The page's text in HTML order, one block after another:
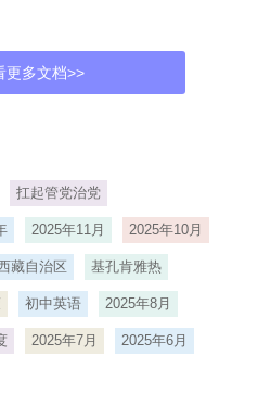
更多文档>>
扛起管党治党
2025年11月 2025年10月
藏自治区 基孔肯雅热
初中英语 2025年8月
2025年7月 2025年6月